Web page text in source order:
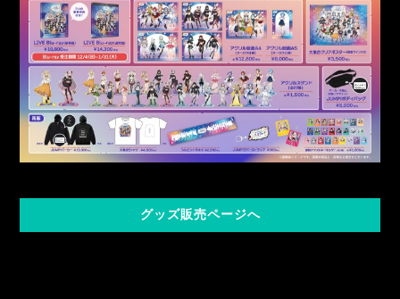
グッズ販売ページへ